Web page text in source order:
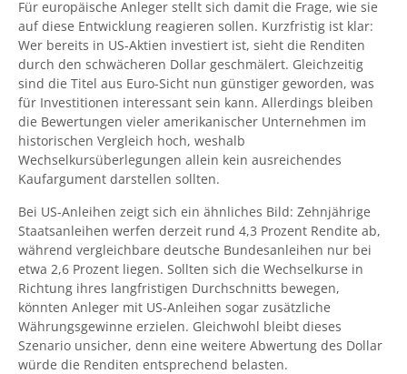
Für europäische Anleger stellt sich damit die Frage, wie sie
auf diese Entwicklung reagieren sollen. Kurzfristig ist klar:
Wer bereits in US-Aktien investiert ist, sieht die Renditen
durch den schwächeren Dollar geschmälert. Gleichzeitig
sind die Titel aus Euro-Sicht nun günstiger geworden, was
für Investitionen interessant sein kann. Allerdings bleiben
die Bewertungen vieler amerikanischer Unternehmen im
historischen Vergleich hoch, weshalb
Wechselkursüberlegungen allein kein ausreichendes
Kaufargument darstellen sollten.
Bei US-Anleihen zeigt sich ein ähnliches Bild: Zehnjährige
Staatsanleihen werfen derzeit rund 4,3 Prozent Rendite ab,
während vergleichbare deutsche Bundesanleihen nur bei
etwa 2,6 Prozent liegen. Sollten sich die Wechselkurse in
Richtung ihres langfristigen Durchschnitts bewegen,
könnten Anleger mit US-Anleihen sogar zusätzliche
Währungsgewinne erzielen. Gleichwohl bleibt dieses
Szenario unsicher, denn eine weitere Abwertung des Dollar
würde die Renditen entsprechend belasten.